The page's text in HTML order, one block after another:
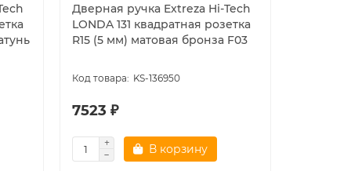
Дверная ручка Extreza Hi-Tech
LONDA 131 квадратная розетка
R15 (5 мм) матовая бронза F03
KS-136950
7523 ₽
В корзину